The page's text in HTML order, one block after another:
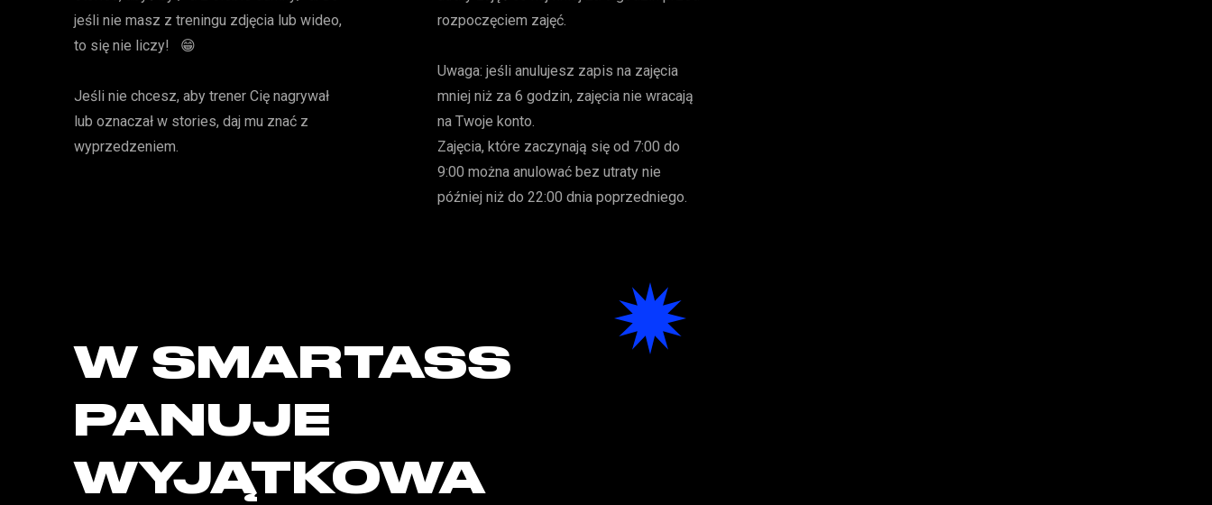
jeśli nie masz z treningu zdjęcia lub wideo,
to się nie liczy! 😁
Jeśli nie chcesz, aby trener Сię nagrywał
lub oznaczał w stories, daj mu znać z
wyprzedzeniem.
rozpoczęciem zajęć.
Uwaga: jeśli anulujesz zapis na zajęcia
mniej niż za 6 godzin, zajęcia nie wracają
na Twoje konto.
Zajęcia, które zaczynają się od 7:00 do
9:00 można anulować bez utraty nie
później niż do 22:00 dnia poprzedniego.
W SMARTASS
PANUJE
WYJĄTKOWA